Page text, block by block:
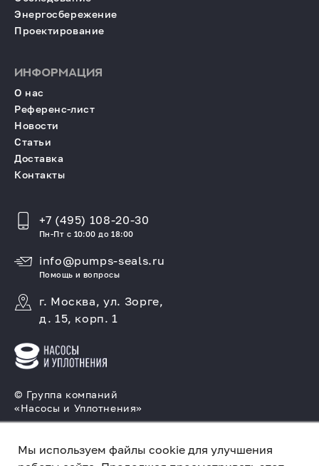
Мы используем файлы cookie для улучшения
© Группа компаний
«Насосы и Уплотнения»
торцовых уплотнений
Энергосбережение
Проектирование
ИНФОРМАЦИЯ
О нас
Референс-лист
Новости
Статьи
Доставка
Контакты
+7 (495) 108-20-30
Пн-Пт с 10:00 до 18:00
info@pumps-seals.ru
Помощь и вопросы
г. Москва, ул. Зорге,
д. 15, корп. 1